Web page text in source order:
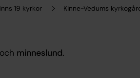
19 kyrkor Kinne-Vedums
och minneslund.